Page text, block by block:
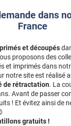
dans
France
et découpés
proposons des
et imprimés dans
notre site est réalisé
de rétractation. La
Avant de passer
! Et évitez ainsi de
gratuits !